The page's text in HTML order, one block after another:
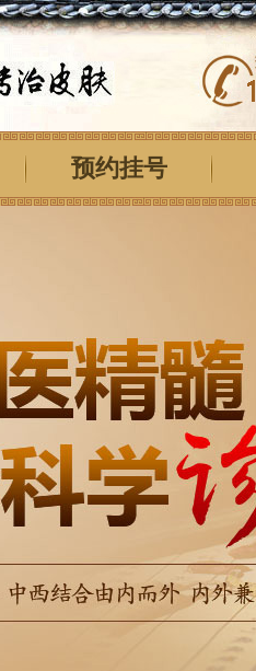
预约挂号